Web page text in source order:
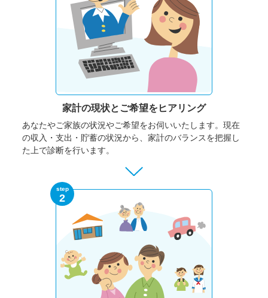
家計の現状と ご希望をヒアリング
あなたやご家族の状況やご希望をお伺いいたします。 現在
の収入・支出・貯蓄の状況から、家計のバランスを把握し
た上で診断を行います。
step
2